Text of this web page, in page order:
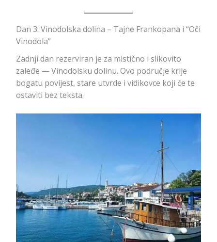
Dan 3: Vinodolska dolina – Tajne Frankopana i “Oči
Vinodola”
Zadnji dan rezerviran je za mistično i slikovito
zaleđe — Vinodolsku dolinu. Ovo područje krije
bogatu povijest, stare utvrde i vidikovce koji će te
ostaviti bez teksta.